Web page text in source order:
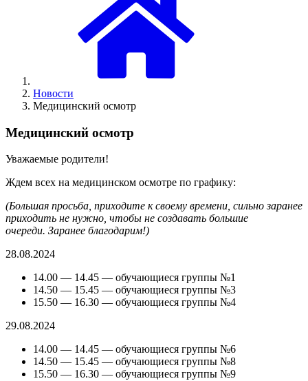
Новости
Медицинский осмотр
Медицинский осмотр
Уважаемые родители!
Ждем всех на медицинском осмотре по графику:
(Большая просьба, приходите к своему времени, сильно заранее
приходить не нужно, чтобы не создавать большие
очереди. Заранее благодарим!)
28.08.2024
14.00 — 14.45 — обучающиеся группы №1
14.50 — 15.45 — обучающиеся группы №3
15.50 — 16.30 — обучающиеся группы №4
29.08.2024
14.00 — 14.45 — обучающиеся группы №6
14.50 — 15.45 — обучающиеся группы №8
15.50 — 16.30 — обучающиеся группы №9